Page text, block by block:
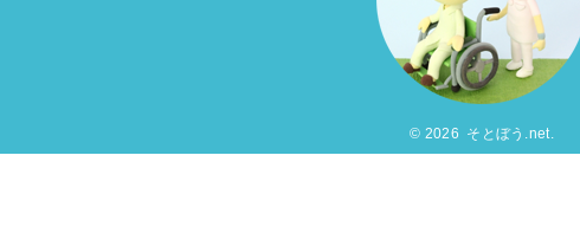
© 2026 そとぼう.net.